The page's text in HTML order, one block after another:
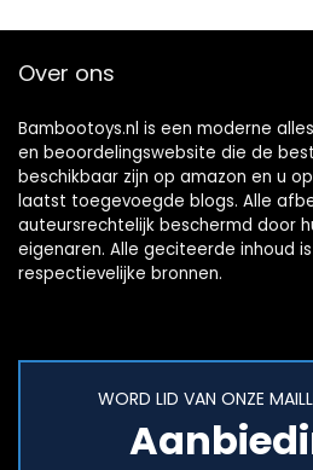
Over ons
Bambootoys.nl is een moderne
en beoordelingswebsite die de
beschikbaar zijn op amazon en u
laatst toegevoegde blogs. Alle
auteursrechtelijk beschermd door
eigenaren. Alle geciteerde inhoud
respectievelijke bronnen.
WORD LID VAN ONZE